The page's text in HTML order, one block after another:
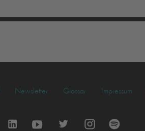
Newsletter Glossar Impressum